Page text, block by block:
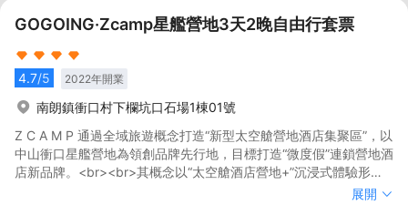
GOGOING·Zcamp星艦營地3天2晚自由行套票
4.7/5 2022年開業
南朗鎮衝口村下欄坑口石場1棟01號
Z C A M P 通過全域旅遊概念打造“新型太空艙營地酒店集聚區”，以
中山衝口星艦營地為領創品牌先行地，目標打造“微度假”連鎖營地酒
店新品牌。<br><br>其概念以“太空艙酒店營地+”沉浸式體驗形式
因地制宜開發營地酒店+自然教育、農耕體驗、地方文化體驗
Z C A M P 通過全域旅遊概念打造“新型太空艙營地酒店集聚區”，以
展開